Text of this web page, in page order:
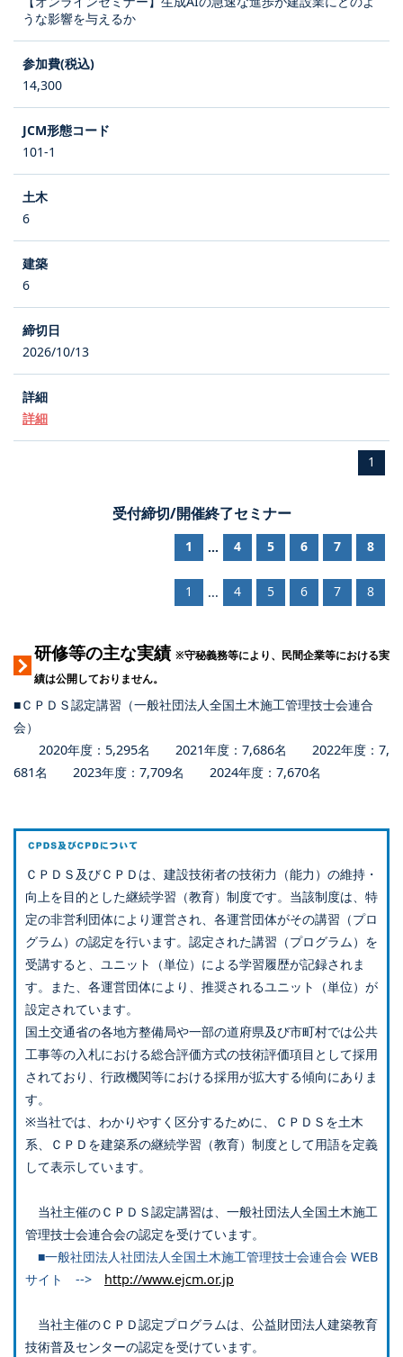
うな影響を与えるか
14,300
101-1
6
6
2026/10/13
詳細
1
受付締切/開催終了セミナー
1 ... 4 5 6 7 8
1 ... 4 5 6 7 8
研修等の主な実績 ※守秘義務等により、民間企業等における実
績は公開しておりません。
■ＣＰＤＳ認定講習（一般社団法人全国土木施工管理技士会連合
会）
2020年度：5,295名 2021年度：7,686名 2022年度：7,
681名 2023年度：7,709名 2024年度：7,670名
ＣＰＤＳ及びＣＰＤは、建設技術者の技術力（能力）の維持・
向上を目的とした継続学習（教育）制度です。当該制度は、特
定の非営利団体により運営され、各運営団体がその講習（プロ
グラム）の認定を行います。認定された講習（プログラム）を
受講すると、ユニット（単位）による学習履歴が記録されま
す。また、各運営団体により、推奨されるユニット（単位）が
設定されています。
国土交通省の各地方整備局や一部の道府県及び市町村では公共
工事等の入札における総合評価方式の技術評価項目として採用
されており、行政機関等における採用が拡大する傾向にありま
す。
※当社では、わかりやすく区分するために、ＣＰＤＳを土木
系、ＣＰＤを建築系の継続学習（教育）制度として用語を定義
して表示しています。
当社主催のＣＰＤＳ認定講習は、一般社団法人全国土木施工
管理技士会連合会の認定を受けています。
■一般社団法人社団法人全国土木施工管理技士会連合会 WEB
サイト --> http://www.ejcm.or.jp
当社主催のＣＰＤ認定プログラムは、公益財団法人建築教育
技術普及センターの認定を受けています。